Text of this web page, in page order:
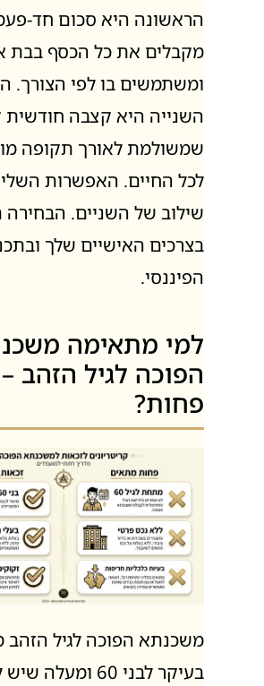
הראשונה היא סכום חד-
מקבלים את כל הכסף בבת
ומשתמשים בו לפי הצורך.
השנייה היא קצבה חודשית
שמשולמת לאורך תקופה
לכל החיים. האפשרות
שילוב של השניים. הבחירה
בצרכים האישיים שלך
הפיננסי.
למי מתאימה
הפוכה לגיל הזהב
פחות?
משכנתא הפוכה לגיל
בעיקר לבני 60